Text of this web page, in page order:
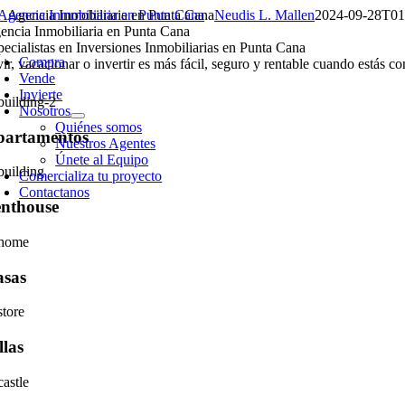
Skip
to
content
Compra
Vende
Invierte
Nosotros
Quiénes somos
Nuestros Agentes
Únete al Equipo
Comercializa tu proyecto
Contactanos
Agencia Inmobiliaria en Punta CanaNeudis L. Mallen2024-09-
Inmobiliaria en Punta Cana
en Inversiones Inmobiliarias en Punta Cana
vacacionar o invertir es más fácil, seguro y rentable cuando estás